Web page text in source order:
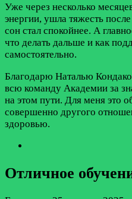
Уже через несколько
энергии, ушла тяжесть
сон стал спокойнее. А
что делать дальше и как
самостоятельно.
Благодарю Наталью
всю команду Академии за
на этом пути. Для меня это
совершенно другого
здоровью.
Отличное